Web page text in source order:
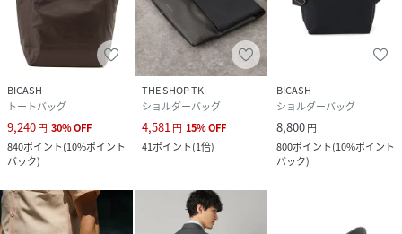
BICASH
トートバッグ
9,240円 30%OFF
840ポイント(10%ポイント
バック)
THE SHOP TK
ショルダーバッグ
4,581円 15%OFF
41ポイント(1倍)
BICASH
ショルダーバッグ
8,800円
800ポイント(10%ポイント
バック)